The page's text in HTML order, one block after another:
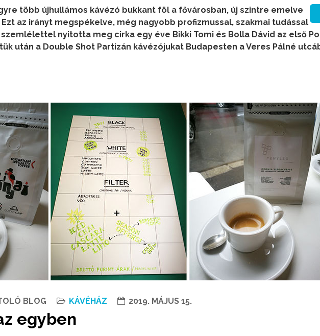
több újhullámos kávézó bukkant föl a fővárosban, új szintre emelve
az irányt megspékelve, még nagyobb profizmussal, szakmai tudással
nyitotta meg cirka egy éve Bikki Tomi és Bolla Dávid az első
után a Double Shot Partizán kávézójukat Budapesten a Veres Pálné
BLOG KÁVÉHÁZ 2019. MÁJUS 15.
egyben